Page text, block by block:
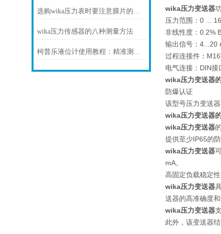
选购wika压力表时要注意膜片的材质
wika压力传感器的八种测量方法
柯普乐液位计使用教程：精准测量液位的实用指南
wika压力变送器
压力范围：0 ...
非线性度：0.2%
输出信号：4...20
过程连接件：
电气连接：DIN
wika压力变送器
防爆认证
该型号压力变送
wika压力变送器
wika压力变送器
提供至少IP65的
wika压力变送器
mA。
高固定负载稳定性
wika压力变送器
送器的高准确度
wika压力变送器
此外，该变送器